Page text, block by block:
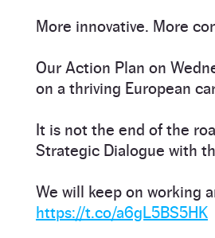
More innovative. More
Our Action Plan on
on a thriving European
It is not the end of the
Strategic Dialogue with
We will keep on working
https://t.co/a6gL5BS5HK